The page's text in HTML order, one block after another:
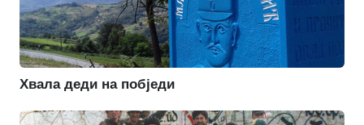
Хвала деди на побједи